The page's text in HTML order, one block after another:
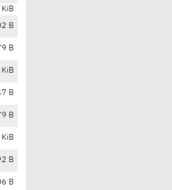
B
B
B
B
B
B